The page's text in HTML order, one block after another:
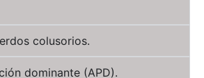
colusorios.
dominante (APD).